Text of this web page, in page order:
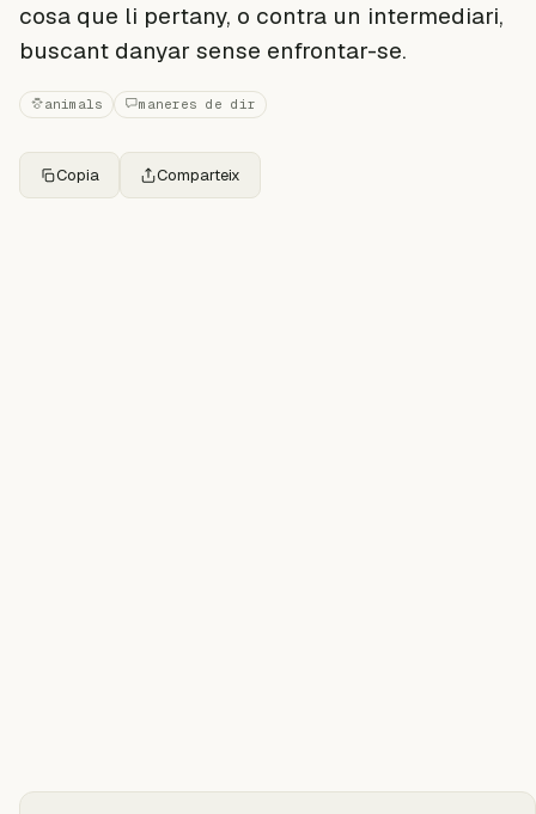
cosa que li pertany, o contra un intermediari,
buscant danyar sense enfrontar-se.
animals maneres de dir
Copia Comparteix